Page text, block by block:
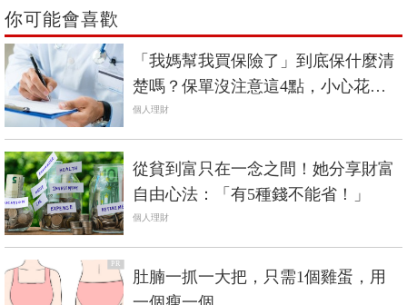
你可能會喜歡
「我媽幫我買保險了」到底保什麼清
楚嗎？保單沒注意這4點，小心花了
錢還沒保障
個人理財
從貧到富只在一念之間！她分享財富
自由心法：「有5種錢不能省！」
個人理財
PR
肚腩一抓一大把，只需1個雞蛋，用